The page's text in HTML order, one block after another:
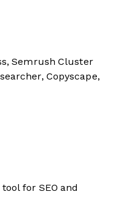
Semrush Cluster
Copyscape,
for SEO and